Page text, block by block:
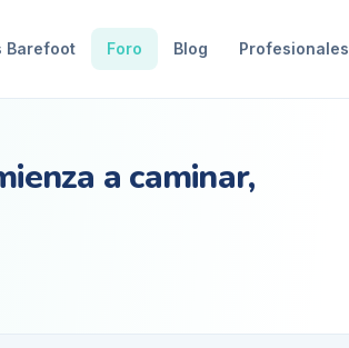
Barefoot Foro Blog Profesionales
a caminar,